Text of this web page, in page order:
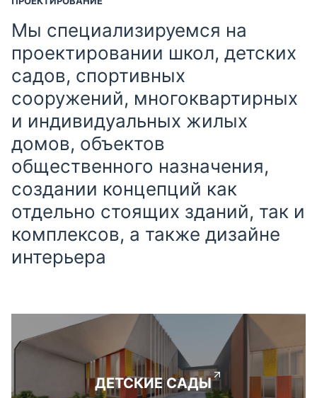
Мы специализируемся на
проектировании школ, детских
садов, спортивных
сооружений, многоквартирных
и индивидуальных жилых
домов, объектов
общественного назначения,
создании концепций как
отдельно стоящих зданий, так и
комплексов, а также дизайне
интерьера
ДЕТСКИЕ САДЫ